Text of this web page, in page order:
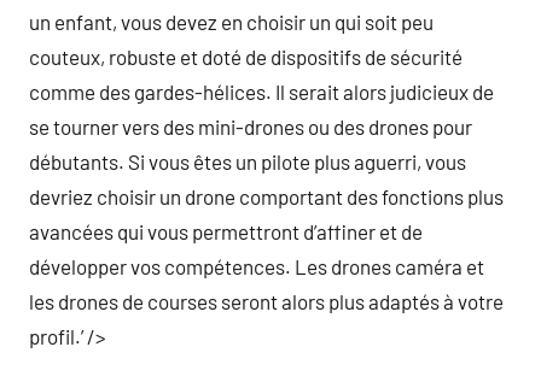
un enfant, vous devez en choisir un qui soit peu
couteux, robuste et doté de dispositifs de sécurité
comme des gardes-hélices. Il serait alors judicieux de
se tourner vers des mini-drones ou des drones pour
débutants. Si vous êtes un pilote plus aguerri, vous
devriez choisir un drone comportant des fonctions plus
avancées qui vous permettront d’affiner et de
développer vos compétences. Les drones caméra et
les drones de courses seront alors plus adaptés à votre
profil.’ />